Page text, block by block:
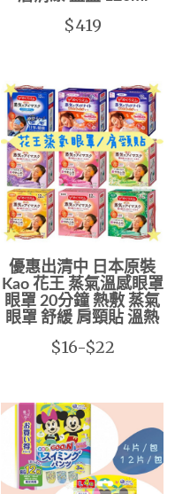
$419
優惠出清中 日本原裝
Kao 花王 蒸氣溫感眼罩
眼罩 20分鐘 熱敷 蒸氣
眼罩 舒緩 肩頸貼 溫熱
$16-$22